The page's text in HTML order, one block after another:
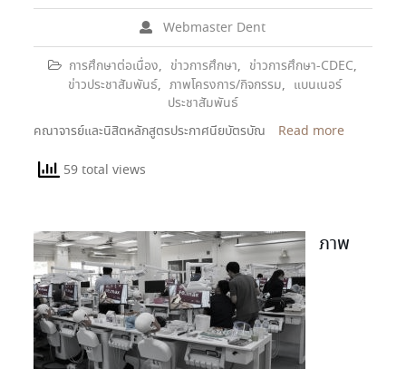
Webmaster Dent
การศึกษาต่อเนื่อง, ข่าวการศึกษา, ข่าวการศึกษา-CDEC,
ข่าวประชาสัมพันธ์, ภาพโครงการ/กิจกรรม, แบนเนอร์
ประชาสัมพันธ์
คณาจารย์และนิสิตหลักสูตรประกาศนียบัตรบัณ
Read more
59 total views
ภาพ